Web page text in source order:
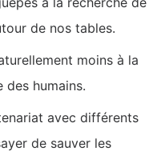
de nos tables.
moins à la
des humains.
avec différents
de sauver les